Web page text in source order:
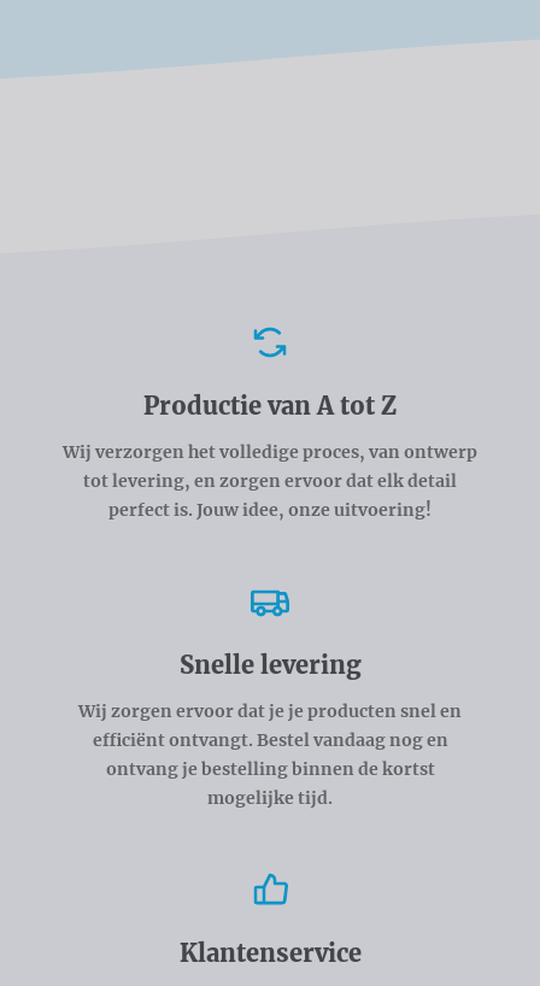
Productie van A tot Z
Wij verzorgen het volledige proces, van ontwerp
tot levering, en zorgen ervoor dat elk detail
perfect is. Jouw idee, onze uitvoering!
Snelle levering
Wij zorgen ervoor dat je je producten snel en
efficiënt ontvangt. Bestel vandaag nog en
ontvang je bestelling binnen de kortst
mogelijke tijd.
Klantenservice